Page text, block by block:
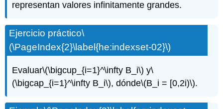
representan valores infinitamente grandes.
Ejercicio práctico\
(\PageIndex{2}\label{he:indexset-02}\)
Evaluar\(\bigcup_{i=1}^\infty B_i\) y\
(\bigcap_{i=1}^\infty B_i\), dónde\(B_i = [0,2i)\).